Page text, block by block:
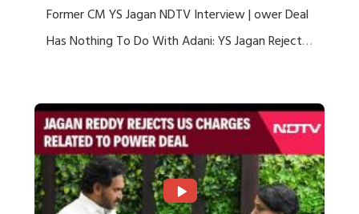
Former CM YS Jagan NDTV Interview | ower Deal
Has Nothing To Do With Adani: YS Jagan Rejects